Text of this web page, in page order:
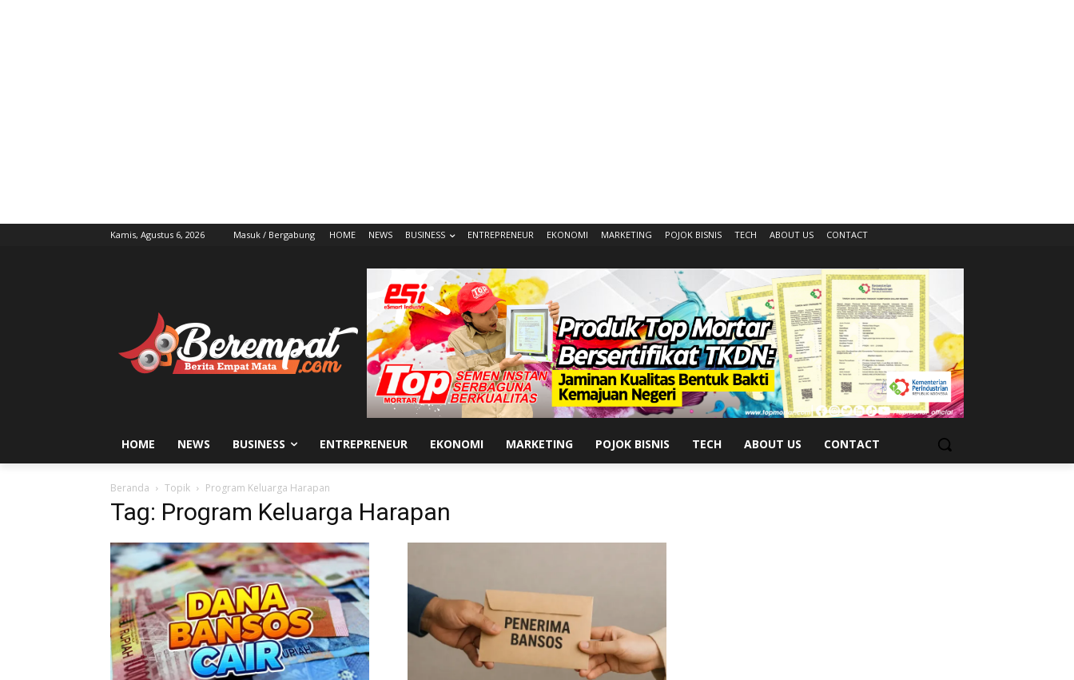
Kamis, Agustus 6, 2026 Masuk / Bergabung HOME NEWS BUSINESS ENTREPRENEUR EKONOMI MARKETING POJOK BISNIS TECH ABOUT US CONTACT
HOME NEWS BUSINESS ENTREPRENEUR EKONOMI MARKETING POJOK BISNIS TECH ABOUT US CONTACT
Beranda Topik Program Keluarga Harapan
Tag: Program Keluarga Harapan